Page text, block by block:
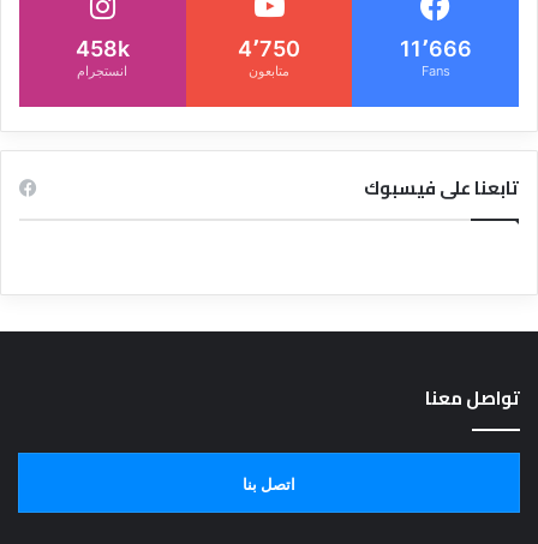
11٬666
Fans
4٬750
متابعون
458k
انستجرام
تابعنا على فيسبوك
تواصل معنا
اتصل بنا